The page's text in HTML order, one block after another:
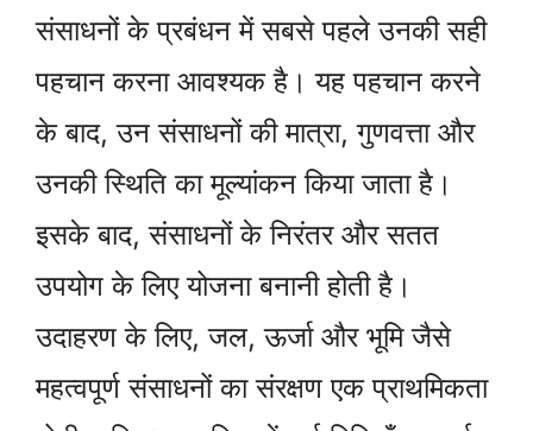
संसाधनों के प्रबंधन में सबसे पहले उनकी सही
पहचान करना आवश्यक है। यह पहचान करने
के बाद, उन संसाधनों की मात्रा, गुणवत्ता और
उनकी स्थिति का मूल्यांकन किया जाता है।
इसके बाद, संसाधनों के निरंतर और सतत
उपयोग के लिए योजना बनानी होती है।
उदाहरण के लिए, जल, ऊर्जा और भूमि जैसे
महत्वपूर्ण संसाधनों का संरक्षण एक प्राथमिकता